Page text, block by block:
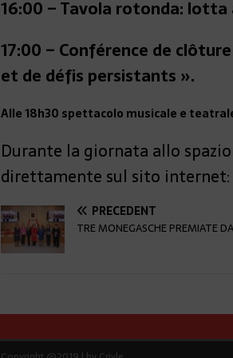
16:00 – Tavola rotonda:
17:00 – Conférence de
et de défis persistants ».
Alle 18h30 spettacolo musicale e
Durante la giornata allo
direttamente sul sito internet:
PRÉCÉDENT
TRE MONEGASCHE PREMIATE